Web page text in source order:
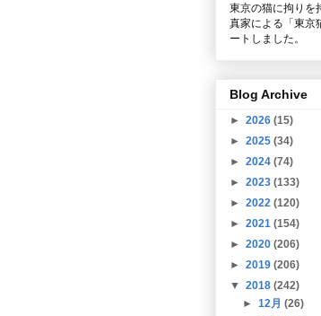
東京の猫に拘りを
真家による 「東
ートしました。
Blog Archive
► 2026 (15)
► 2025 (34)
► 2024 (74)
► 2023 (133)
► 2022 (120)
► 2021 (154)
► 2020 (206)
► 2019 (206)
▼ 2018 (242)
►12月(26)